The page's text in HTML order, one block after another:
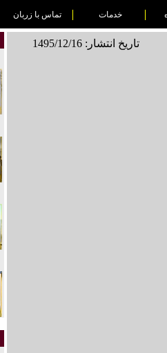
خدمات تماس با زربان
تاریخ انتشار: 1495/12/16